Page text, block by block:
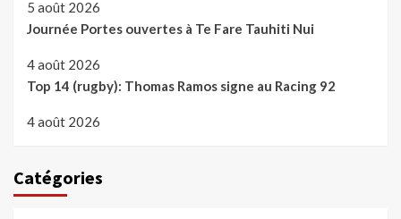
5 août 2026
Journée Portes ouvertes à Te Fare Tauhiti Nui
4 août 2026
Top 14 (rugby): Thomas Ramos signe au Racing 92
4 août 2026
Catégories